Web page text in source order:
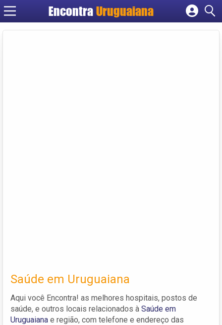
Encontra Uruguaiana
Cadastrar empresa
Saúde em Uruguaiana
Aqui você Encontra! as melhores hospitais, postos de
saúde, e outros locais relacionados à Saúde em
Uruguaiana e região, com telefone e endereço das